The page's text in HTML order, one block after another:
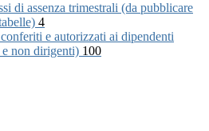
di assenza trimestrali (da pubblicare
4
e autorizzati ai dipendenti
non dirigenti) 100